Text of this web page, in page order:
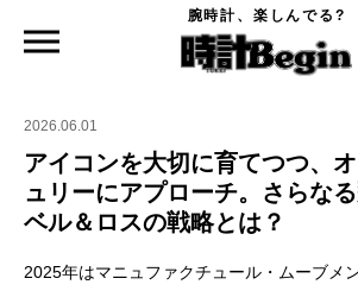
腕時計、楽しんでる?
アイコンを大切に育てつつ、オートオルロジュリーにアプ
めのベル＆ロスの戦略とは？
2026.06.01
アイコンを大切に育てつつ、
ュリーにアプローチ。さらな
ベル＆ロスの戦略とは？
2025年はマニュファクチュール・ムーブメ